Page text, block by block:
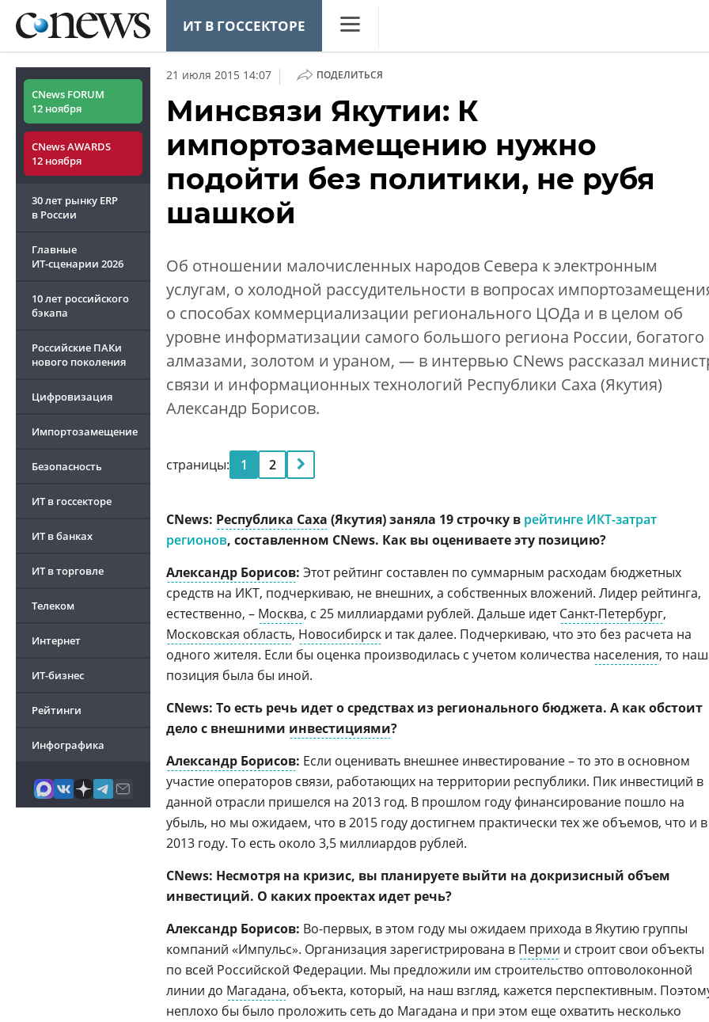
ИТ В ГОССЕКТОРЕ
Конференции
Маркет
Техника
CNews FORUM
12 ноября
CNews AWARDS
12 ноября
30 лет рынку ERP
в России
Главные
ИТ-сценарии 2026
10 лет российского
бэкапа
Российские ПАКи
нового поколения
Цифровизация
Импортозамещение
Безопасность
ИТ в госсекторе
ИТ в банках
ИТ в торговле
Телеком
Интернет
ИТ-бизнес
Рейтинги
Инфографика
21 июля 2015 14:07 | ПОДЕЛИТЬСЯ
Минсвязи Якутии: К
импортозамещению нужно
подойти без политики, не рубя
шашкой
Об отношении малочисленных народов Севера к электронным
услугам, о холодной рассудительности в вопросах
о способах коммерциализации регионального ЦОДа и в целом об
уровне информатизации самого большого региона России, богатого
алмазами, золотом и ураном, — в интервью CNews рассказал
связи и информационных технологий Республики Саха (Якутия)
Александр Борисов.
страницы: 1 2
CNews: Республика Саха (Якутия) заняла 19 строчку в рейтинге ИКТ-затрат
регионов, составленном CNews. Как вы оцениваете эту позицию?
Александр Борисов: Этот рейтинг составлен по суммарным расходам бюджетных
средств на ИКТ, подчеркиваю, не внешних, а собственных вложений. Лидер рейтинга,
естественно, – Москва, с 25 миллиардами рублей. Дальше идетСанкт-Петербург,
Московская область, Новосибирск и так далее. Подчеркиваю, что это без расчета на
одного жителя. Если бы оценка производилась с учетом количества населения, то
позиция была бы иной.
CNews: То есть речь идет о средствах из регионального бюджета. А как обстоит
дело с внешними инвестициями?
Александр Борисов: Если оценивать внешнее инвестирование – то это в основном
участие операторов связи, работающих на территории республики. Пик инвестиций в
данной отрасли пришелся на 2013 год. В прошлом году финансирование пошло на
убыль, но мы ожидаем, что в 2015 году достигнем практически тех же объемов, что и в
2013 году. То есть около 3,5 миллиардов рублей.
CNews: Несмотря на кризис, вы планируете выйти на докризисный объем
инвестиций. О каких проектах идет речь?
Александр Борисов: Во-первых, в этом году мы ожидаем прихода в Якутию группы
компаний «Импульс». Организация зарегистрирована в Перми и строит свои объекты
по всей Российской Федерации. Мы предложили им строительство оптоволоконной
линии до Магадана, объекта, который, на наш взгляд, кажется перспективным.
неплохо бы было проложить сеть до Магадана и при этом еще охватить несколько
ОБЗОР
Российские операционные системы
CNEWS TV
CNews баттл. Вечный спор ИБ vs ИТ:
как начать дружить на благо бизнеса
ОБЗОР